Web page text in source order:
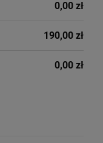
0,00 zł
190,00 zł
0,00 zł